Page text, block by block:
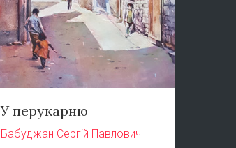
У перукарню
Бабуджан Сергій Павлович